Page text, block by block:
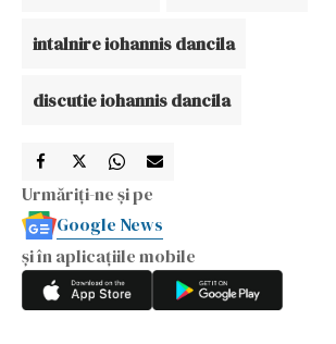
intalnire iohannis dancila
discutie iohannis dancila
Urmăriți-ne și pe
Google News
și în aplicațiile mobile